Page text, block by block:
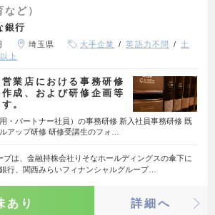
ど）
銀行
埼玉県 大手企業 英語力不問
土
上
業店における事務研修
成、および研修企画等
。
・パートナー社員）の事務研修 新入社員事務研修 既
アップ研修 研修受講生のフォ…
プは、金融持株会社りそなホールディングスの傘下に
行、関西みらいフィナンシャルグループ…
あり 詳細へ